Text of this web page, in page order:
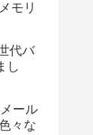
モリ
代バ
し
ール
々な